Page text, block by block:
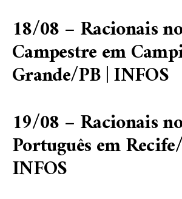
18/08 – Racionais
Campestre em
Grande/PB |INFOS
19/08 – Racionais
Português em
INFOS